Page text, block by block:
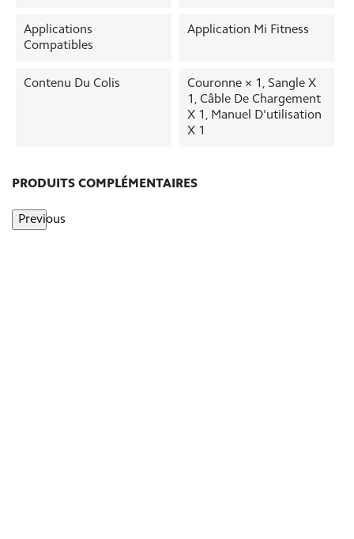
Applications
Compatibles
Application Mi Fitness
Contenu Du Colis
Couronne × 1, Sangle X
1, Câble De Chargement
X 1, Manuel D'utilisation
X 1
PRODUITS COMPLÉMENTAIRES
Previous